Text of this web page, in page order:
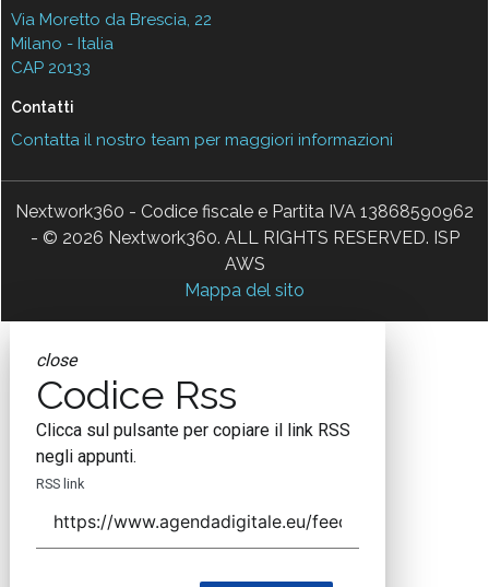
Via Moretto da Brescia, 22
Milano - Italia
CAP 20133
Contatti
Contatta il nostro team per maggiori informazioni
Nextwork360 - Codice fiscale e Partita IVA 13868590962
- © 2026 Nextwork360. ALL RIGHTS RESERVED. ISP
AWS
Mappa del sito
close
Codice Rss
Clicca sul pulsante per copiare il link RSS
negli appunti.
RSS link